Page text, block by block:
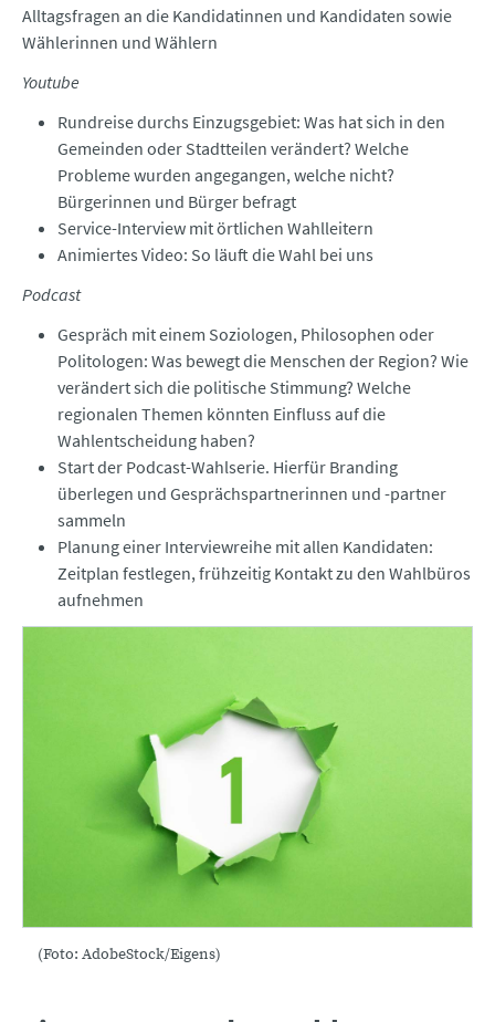
Alltagsfragen an die Kandidatinnen und Kandidaten sowie
Wählerinnen und Wählern
Youtube
Rundreise durchs Einzugsgebiet: Was hat sich in den
Gemeinden oder Stadtteilen verändert? Welche
Probleme wurden angegangen, welche nicht?
Bürgerinnen und Bürger befragt
Service-Interview mit örtlichen Wahlleitern
Animiertes Video: So läuft die Wahl bei uns
Podcast
Gespräch mit einem Soziologen, Philosophen oder
Politologen: Was bewegt die Menschen der Region? Wie
verändert sich die politische Stimmung? Welche
regionalen Themen könnten Einfluss auf die
Wahlentscheidung haben?
Start der Podcast-Wahlserie. Hierfür Branding
überlegen und Gesprächspartnerinnen und -partner
sammeln
Planung einer Interviewreihe mit allen Kandidaten:
Zeitplan festlegen, frühzeitig Kontakt zu den Wahlbüros
aufnehmen
(Foto: AdobeStock/Eigens)